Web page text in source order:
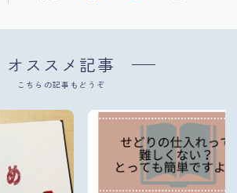
オススメ記事
こちらの記事もどうぞ